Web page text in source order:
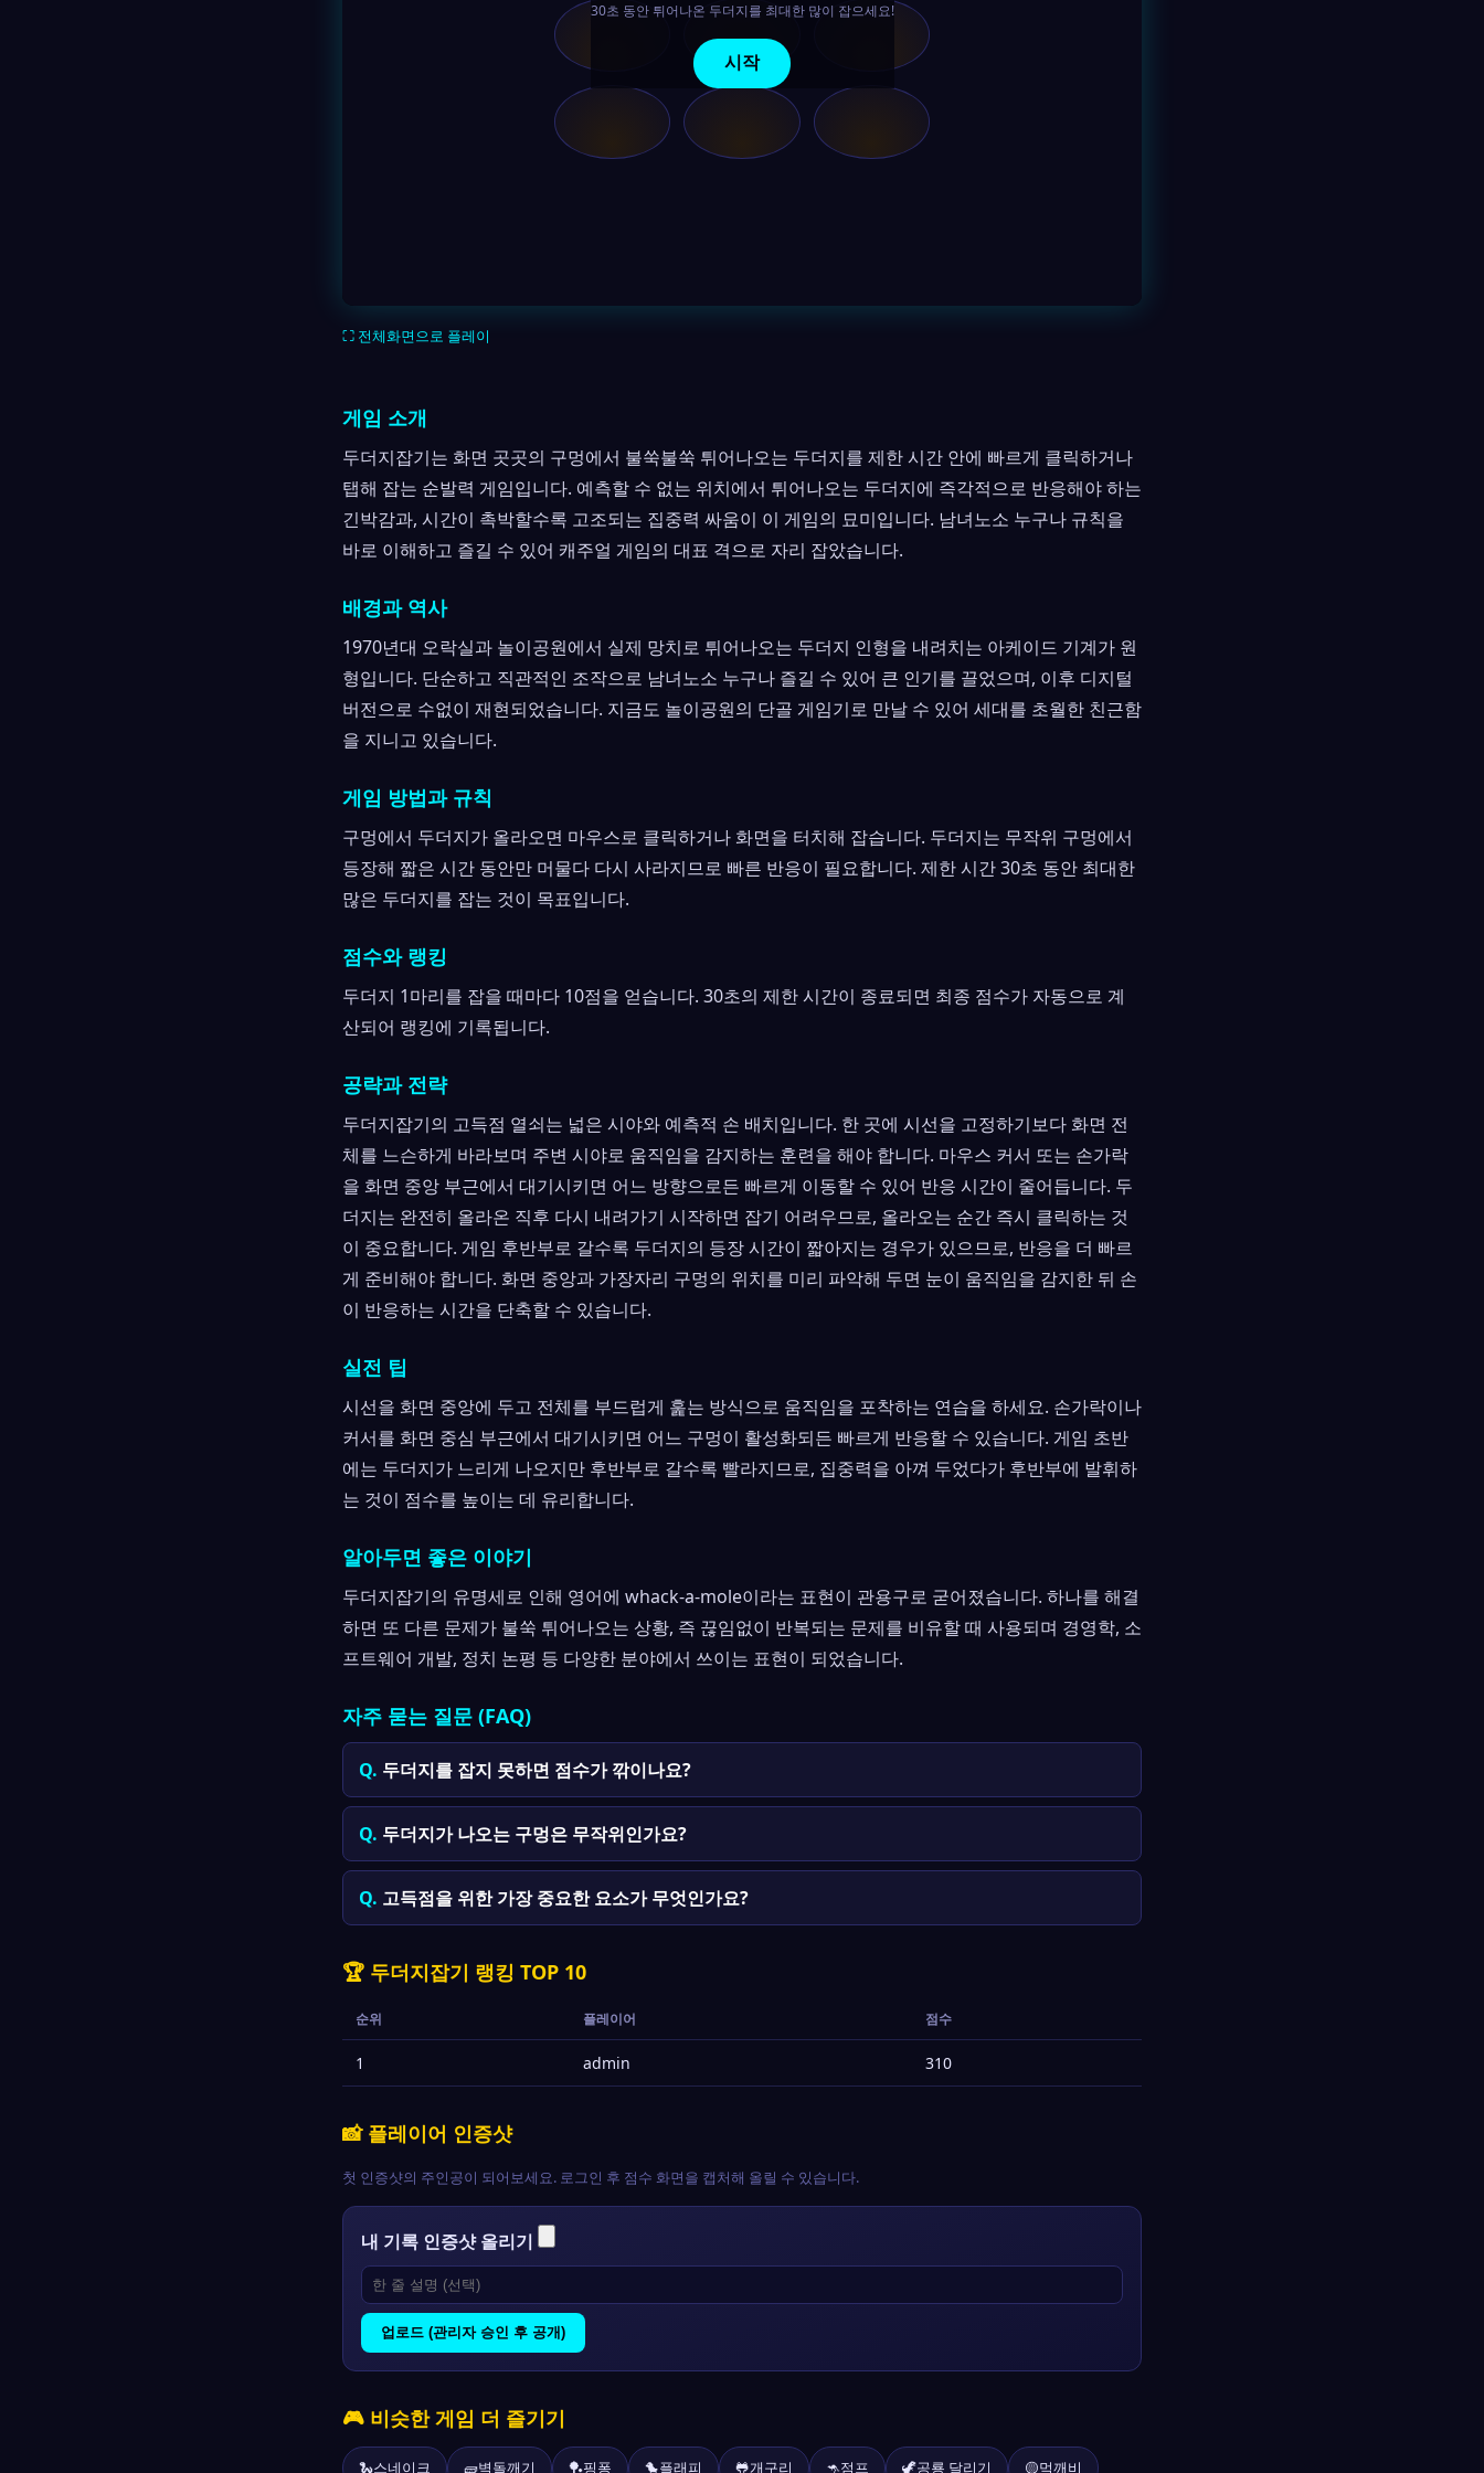
⛶ 전체화면으로 플레이
게임 소개
두더지잡기는 화면 곳곳의 구멍에서 불쑥불쑥 튀어나오는 두더지를 제한 시간 안에 빠르게 클릭하거나
탭해 잡는 순발력 게임입니다. 예측할 수 없는 위치에서 튀어나오는 두더지에 즉각적으로 반응해야 하는
긴박감과, 시간이 촉박할수록 고조되는 집중력 싸움이 이 게임의 묘미입니다. 남녀노소 누구나 규칙을
바로 이해하고 즐길 수 있어 캐주얼 게임의 대표 격으로 자리 잡았습니다.
배경과 역사
1970년대 오락실과 놀이공원에서 실제 망치로 튀어나오는 두더지 인형을 내려치는 아케이드 기계가 원
형입니다. 단순하고 직관적인 조작으로 남녀노소 누구나 즐길 수 있어 큰 인기를 끌었으며, 이후 디지털
버전으로 수없이 재현되었습니다. 지금도 놀이공원의 단골 게임기로 만날 수 있어 세대를 초월한 친근함
을 지니고 있습니다.
게임 방법과 규칙
구멍에서 두더지가 올라오면 마우스로 클릭하거나 화면을 터치해 잡습니다. 두더지는 무작위 구멍에서
등장해 짧은 시간 동안만 머물다 다시 사라지므로 빠른 반응이 필요합니다. 제한 시간 30초 동안 최대한
많은 두더지를 잡는 것이 목표입니다.
점수와 랭킹
두더지 1마리를 잡을 때마다 10점을 얻습니다. 30초의 제한 시간이 종료되면 최종 점수가 자동으로 계
산되어 랭킹에 기록됩니다.
공략과 전략
두더지잡기의 고득점 열쇠는 넓은 시야와 예측적 손 배치입니다. 한 곳에 시선을 고정하기보다 화면 전
체를 느슨하게 바라보며 주변 시야로 움직임을 감지하는 훈련을 해야 합니다. 마우스 커서 또는 손가락
을 화면 중앙 부근에서 대기시키면 어느 방향으로든 빠르게 이동할 수 있어 반응 시간이 줄어듭니다. 두
더지는 완전히 올라온 직후 다시 내려가기 시작하면 잡기 어려우므로, 올라오는 순간 즉시 클릭하는 것
이 중요합니다. 게임 후반부로 갈수록 두더지의 등장 시간이 짧아지는 경우가 있으므로, 반응을 더 빠르
게 준비해야 합니다. 화면 중앙과 가장자리 구멍의 위치를 미리 파악해 두면 눈이 움직임을 감지한 뒤 손
이 반응하는 시간을 단축할 수 있습니다.
실전 팁
시선을 화면 중앙에 두고 전체를 부드럽게 훑는 방식으로 움직임을 포착하는 연습을 하세요. 손가락이나
커서를 화면 중심 부근에서 대기시키면 어느 구멍이 활성화되든 빠르게 반응할 수 있습니다. 게임 초반
에는 두더지가 느리게 나오지만 후반부로 갈수록 빨라지므로, 집중력을 아껴 두었다가 후반부에 발휘하
는 것이 점수를 높이는 데 유리합니다.
알아두면 좋은 이야기
두더지잡기의 유명세로 인해 영어에 whack-a-mole이라는 표현이 관용구로 굳어졌습니다. 하나를 해결
하면 또 다른 문제가 불쑥 튀어나오는 상황, 즉 끊임없이 반복되는 문제를 비유할 때 사용되며 경영학, 소
프트웨어 개발, 정치 논평 등 다양한 분야에서 쓰이는 표현이 되었습니다.
자주 묻는 질문 (FAQ)
두더지를 잡지 못하면 점수가 깎이나요?
두더지가 나오는 구멍은 무작위인가요?
고득점을 위한 가장 중요한 요소가 무엇인가요?
🏆 두더지잡기 랭킹 TOP 10
순위 플레이어 점수
1 admin 310
📸 플레이어 인증샷
첫 인증샷의 주인공이 되어보세요. 로그인 후 점수 화면을 캡처해 올릴 수 있습니다.
내 기록 인증샷 올리기
업로드 (관리자 승인 후 공개)
🎮 비슷한 게임 더 즐기기
🐍스네이크 🧱벽돌깨기 🏓핑퐁 🐤플래피 🐸개구리 🦘점프 🦖공룡 달리기 🟡먹깨비